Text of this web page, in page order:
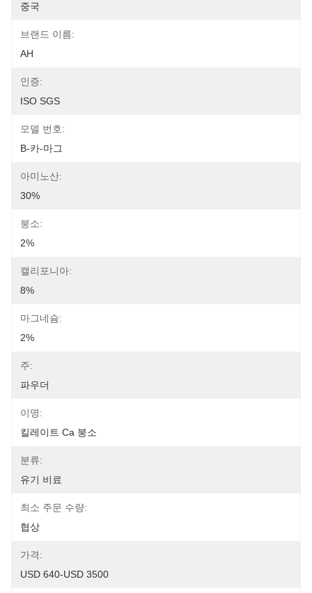
중국
브랜드 이름:
AH
인증:
ISO SGS
모델 번호:
B-카-마그
아미노산:
30%
붕소:
2%
캘리포니아:
8%
마그네슘:
2%
주:
파우더
이명:
킬레이트 Ca 붕소
분류:
유기 비료
최소 주문 수량:
협상
가격:
USD 640-USD 3500